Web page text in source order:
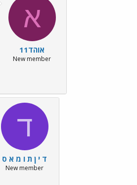
א
אוהד11
New member
ד
ד י ן ת ו מ א ס
New member